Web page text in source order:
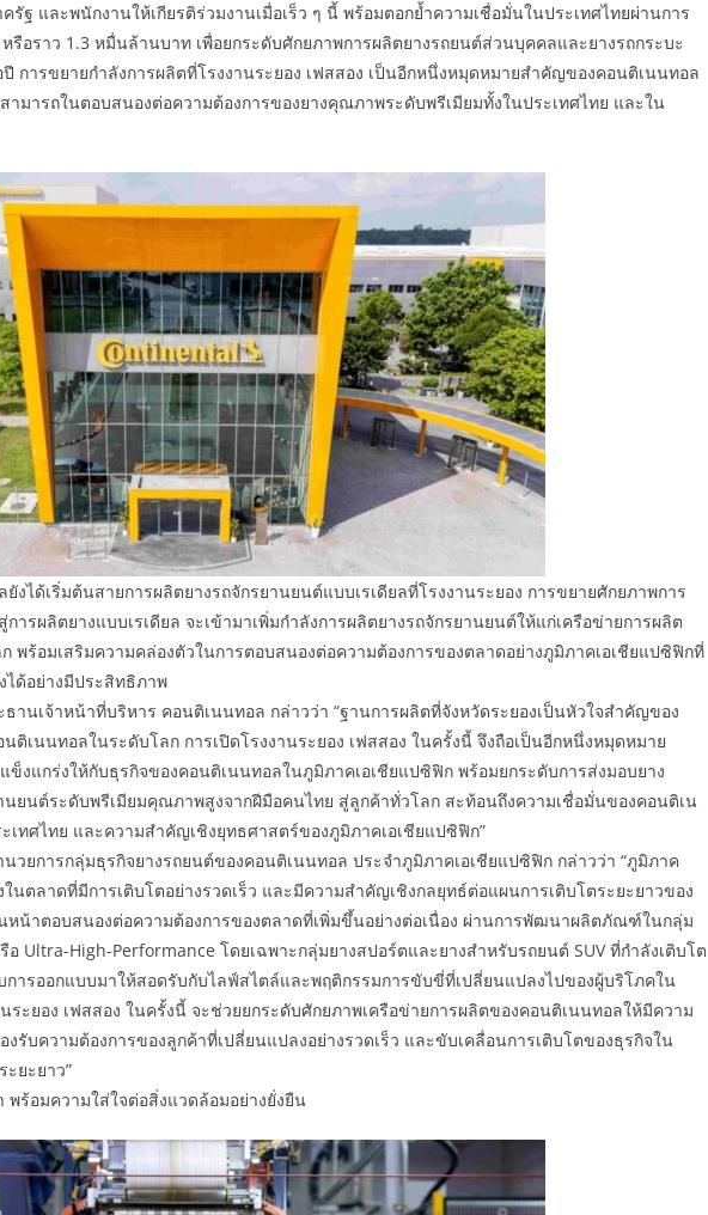
รัฐ และพนักงานให้เกียรติร่วมงานเมื่อเร็ว ๆ นี้ พร้อมตอกย้ำความเชื่อมั่นในประเทศไทยผ่านการ
รือราว 1.3 หมื่นล้านบาท เพื่อยกระดับศักยภาพการผลิตยางรถยนต์ส่วนบุคคลและยางรถกระบะ
ปี การขยายกำลังการผลิตที่โรงงานระยอง เฟสสอง เป็นอีกหนึ่งหมุดหมายสำคัญของคอนติเนนทอล
ามารถในตอบสนองต่อความต้องการของยางคุณภาพระดับพรีเมียมทั้งในประเทศไทย และใน
งได้เริ่มต้นสายการผลิตยางรถจักรยานยนต์แบบเรเดียลที่โรงงานระยอง การขยายศักยภาพการ
ารผลิตยางแบบเรเดียล จะเข้ามาเพิ่มกำลังการผลิตยางรถจักรยานยนต์ให้แก่เครือข่ายการผลิต
พร้อมเสริมความคล่องตัวในการตอบสนองต่อความต้องการของตลาดอย่างภูมิภาคเอเชียแปซิฟิกที่
ได้อย่างมีประสิทธิภาพ
านเจ้าหน้าที่บริหาร คอนติเนนทอล กล่าวว่า “ฐานการผลิตที่จังหวัดระยองเป็นหัวใจสำคัญของ
ติเนนทอลในระดับโลก การเปิดโรงงานระยอง เฟสสอง ในครั้งนี้ จึงถือเป็นอีกหนึ่งหมุดหมาย
ข็งแกร่งให้กับธุรกิจของคอนติเนนทอลในภูมิภาคเอเชียแปซิฟิก พร้อมยกระดับการส่งมอบยาง
นยนต์ระดับพรีเมียมคุณภาพสูงจากฝีมือคนไทย สู่ลูกค้าทั่วโลก สะท้อนถึงความเชื่อมั่นของคอนติเน
เทศไทย และความสำคัญเชิงยุทธศาสตร์ของภูมิภาคเอเชียแปซิฟิก”
วยการกลุ่มธุรกิจยางรถยนต์ของคอนติเนนทอล ประจำภูมิภาคเอเชียแปซิฟิก กล่าวว่า “ภูมิภาค
นตลาดที่มีการเติบโตอย่างรวดเร็ว และมีความสำคัญเชิงกลยุทธ์ต่อแผนการเติบโตระยะยาวของ
หน้าตอบสนองต่อความต้องการของตลาดที่เพิ่มขึ้นอย่างต่อเนื่อง ผ่านการพัฒนาผลิตภัณฑ์ในกลุ่ม
อ Ultra-High-Performance โดยเฉพาะกลุ่มยางสปอร์ตและยางสำหรับรถยนต์ SUV ที่กำลังเติบโต
ารออกแบบมาให้สอดรับกับไลฟ์สไตล์และพฤติกรรมการขับขี่ที่เปลี่ยนแปลงไปของผู้บริโภคใน
ระยอง เฟสสอง ในครั้งนี้ จะช่วยยกระดับศักยภาพเครือข่ายการผลิตของคอนติเนนทอลให้มีความ
งรับความต้องการของลูกค้าที่เปลี่ยนแปลงอย่างรวดเร็ว และขับเคลื่อนการเติบโตของธุรกิจใน
ยะยาว”
ร้อมความใส่ใจต่อสิ่งแวดล้อมอย่างยั่งยืน